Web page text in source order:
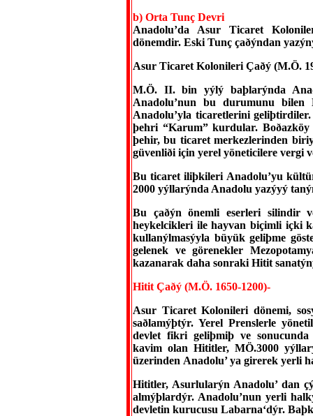
b) Orta Tunç Devri
Anadolu’da Asur Ticaret
dönemdir. Eski Tunç çaðýndan
Asur Ticaret Kolonileri Çaðý (M.Ö.
M.Ö. II. bin yýlý baþlarýnda
Anadolu’nun bu durumunu bilen
Anadolu’yla ticaretlerini
þehri “Karum” kurdular.
þehir, bu ticaret merkezlerinden
güvenliði için yerel yöneticilere vergi
Bu ticaret iliþkileri Anadolu’yu
2000 yýllarýnda Anadolu yazýyý
Bu çaðýn önemli eserleri silindir
heykelcikleri ile hayvan biçimli içki
kullanýlmasýyla büyük geliþme
gelenek ve görenekler
kazanarak daha sonraki Hitit
Hitit Çaðý (M.Ö. 1650-1200)-
Asur Ticaret Kolonileri dönemi,
saðlamýþtýr. Yerel Prenslerle
devlet fikri geliþmiþ ve
kavim olan Hititler, MÖ.3000
üzerinden Anadolu’ ya girerek yerli
Hititler, Asurlularýn Anadolu’ dan
almýþlardýr. Anadolu’nun yerli
devletin kurucusu Labarna‘dýr.